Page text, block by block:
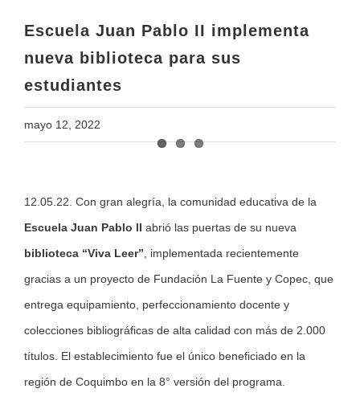
Escuela Juan Pablo II implementa
nueva biblioteca para sus
estudiantes
mayo 12, 2022
Larger
Image
12.05.22. Con gran alegría, la comunidad educativa de la
Escuela Juan Pablo II abrió las puertas de su nueva
biblioteca “Viva Leer” , implementada recientemente
gracias a un proyecto de Fundación La Fuente y Copec, que
entrega equipamiento, perfeccionamiento docente y
colecciones bibliográficas de alta calidad con más de 2.000
títulos. El establecimiento fue el único beneficiado en la
región de Coquimbo en la 8° versión del programa.